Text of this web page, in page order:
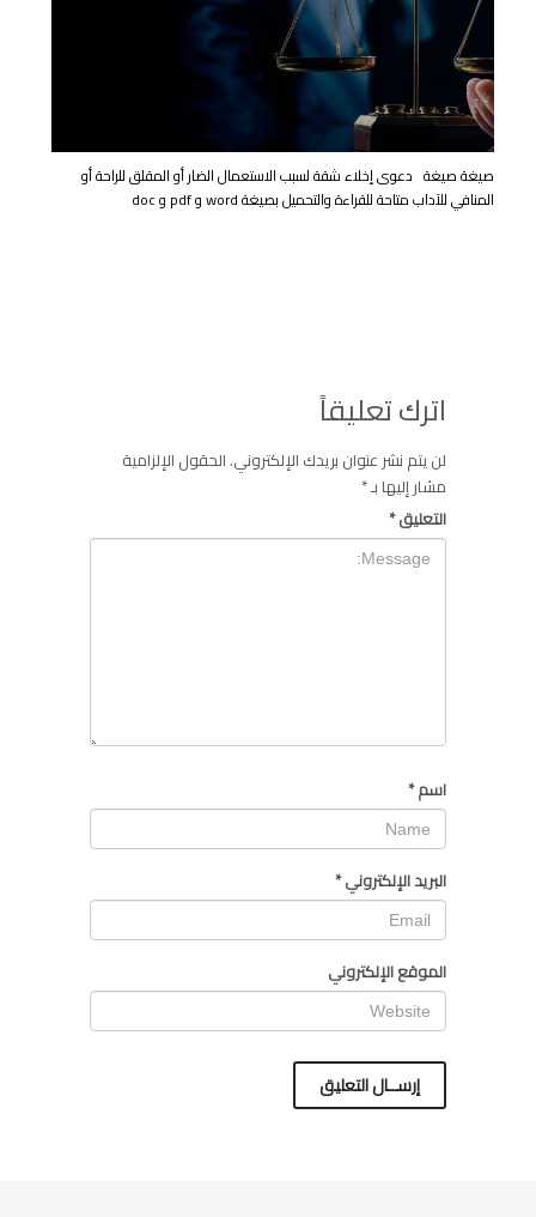
صيغة صيغة دعوى إخلاء شقة لسبب الاستعمال الضار أو المقلق للراحة أو
المنافي للآداب متاحة للقراءة والتحميل بصيغة word و pdf و doc
اترك تعليقاً
لن يتم نشر عنوان بريدك الإلكتروني. الحقول الإلزامية
مشار إليها بـ*
التعليق*
اسم*
البريد الإلكتروني*
الموقع الإلكتروني